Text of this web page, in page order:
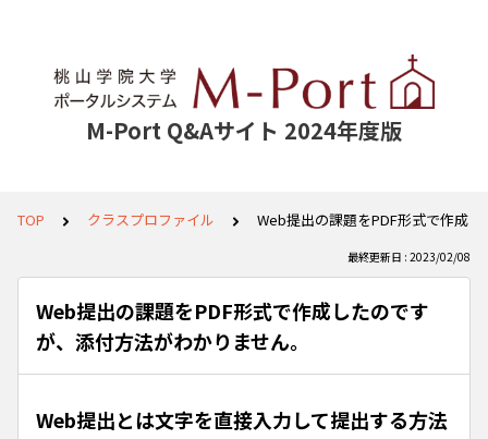
M-Port Q&Aサイト 2024年度版
TOP クラスプロファイル Web提出の課題をPDF形式で作成
最終更新日 : 2023/02/08
Web提出の課題をPDF形式で作成したのです
が、添付方法がわかりません。
Web提出とは文字を直接入力して提出する方法